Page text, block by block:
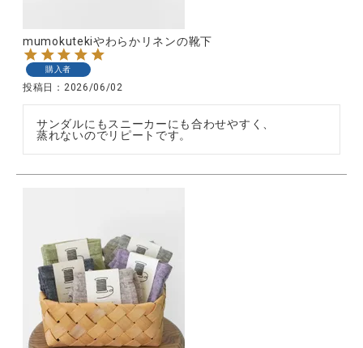
ナチュラル服
ファッション雑貨
ギフト
ブランド
全ての商品
mumokutekiやわらかリネンの靴下
購入者
投稿日 2026/06/02
サンダルにもスニーカーにも合わせやすく、
蒸れないのでリピートです。